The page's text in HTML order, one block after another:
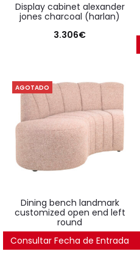
display cabinet alexander
jones charcoal (harlan)
3.306€
AGOTADO
dining bench landmark
customized open end left
round
2.314€
Consultar Fecha de Entrada